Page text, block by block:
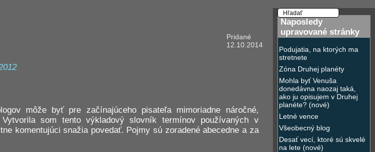
Pridané
12.10.2014
môže byť pre začínajúceho pisateľa mimoriadne náročné,
som tento výkladový slovník termínov používaných v
komentujúci snažia povedať. Pojmy sú zoradené abecedne a za
Naposledy
upravované stránky
Podujatia, na ktorých ma
stretnete
Zóna Druhej planéty
Mohla byť Venuša
donedávna naozaj taká,
ako ju opisujem v Druhej
planéte? (nové)
Letné vence
Všeobecný blog
Desať vecí, ktoré sú skvelé
na lete (nové)